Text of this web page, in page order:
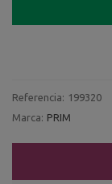
Referencia: 199320
Marca: PRIM